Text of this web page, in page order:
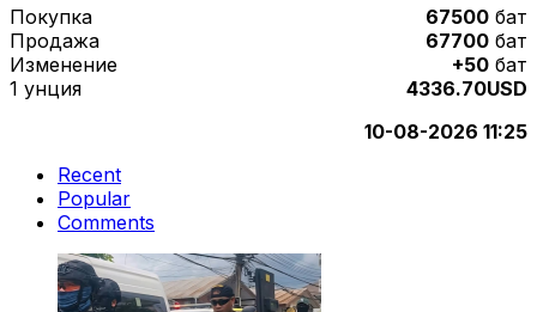
Покупка 67500 бат
Продажа
67700 бат
Изменение
+50 бат
1 унция
4336.70USD
10-08-2026 11:25
Recent
Popular
Comments